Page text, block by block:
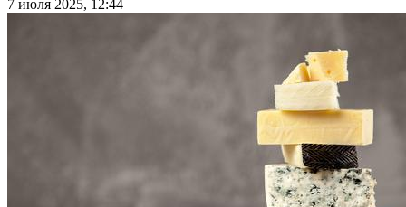
7 июля 2025, 12:44